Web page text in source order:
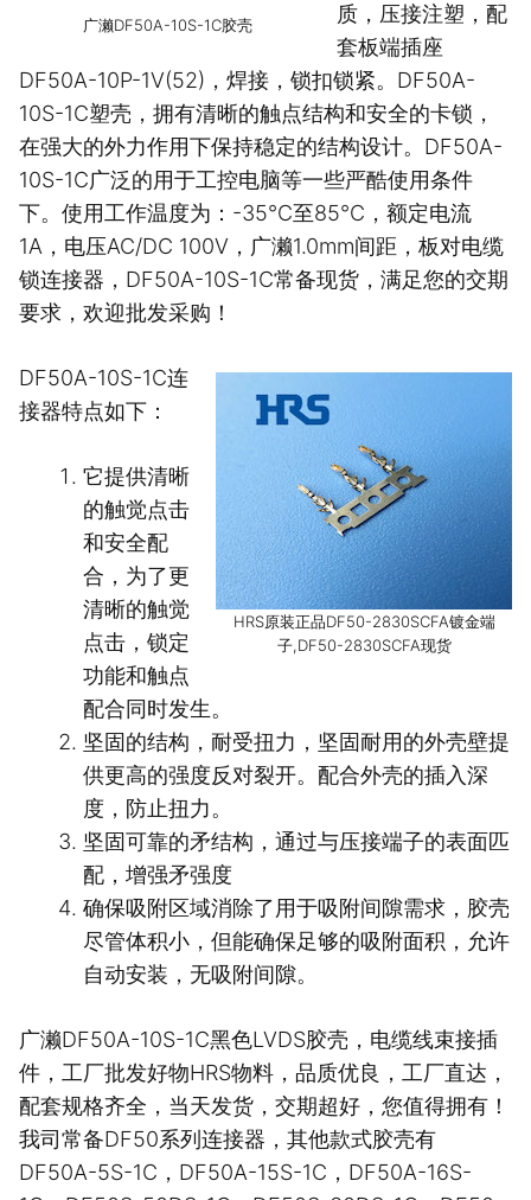
广濑DF50A-10S-1C胶壳
质，压接注塑，配
套板端插座
DF50A-10P-1V(52)，焊接，锁扣锁紧。DF50A-
10S-1C塑壳，拥有清晰的触点结构和安全的卡锁，
在强大的外力作用下保持稳定的结构设计。DF50A-
10S-1C广泛的用于工控电脑等一些严酷使用条件
下。使用工作温度为：-35℃至85℃，额定电流
1A，电压AC/DC 100V，广濑1.0mm间距，板对电缆
锁连接器，DF50A-10S-1C常备现货，满足您的交期
要求，欢迎批发采购！
HRS原装正品DF50-2830SCFA镀金端
子,DF50-2830SCFA现货
DF50A-10S-1C连
接器特点如下：
它提供清晰
的触觉点击
和安全配
合，为了更
清晰的触觉
点击，锁定
功能和触点
配合同时发生。
坚固的结构，耐受扭力，坚固耐用的外壳壁提
供更高的强度反对裂开。配合外壳的插入深
度，防止扭力。
坚固可靠的矛结构，通过与压接端子的表面匹
配，增强矛强度
确保吸附区域消除了用于吸附间隙需求，胶壳
尽管体积小，但能确保足够的吸附面积，允许
自动安装，无吸附间隙。
广濑DF50A-10S-1C黑色LVDS胶壳，电缆线束接插
件，工厂批发好物HRS物料，品质优良，工厂直达，
配套规格齐全，当天发货，交期超好，您值得拥有！
我司常备DF50系列连接器，其他款式胶壳有
DF50A-5S-1C，DF50A-15S-1C，DF50A-16S-